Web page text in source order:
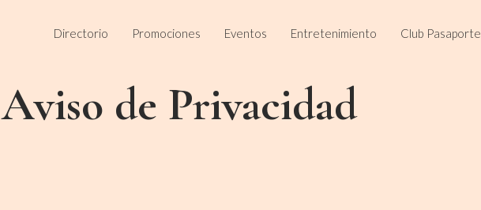
Directorio Promociones Eventos Entretenimiento Club Pasaporte
Aviso de Privacidad